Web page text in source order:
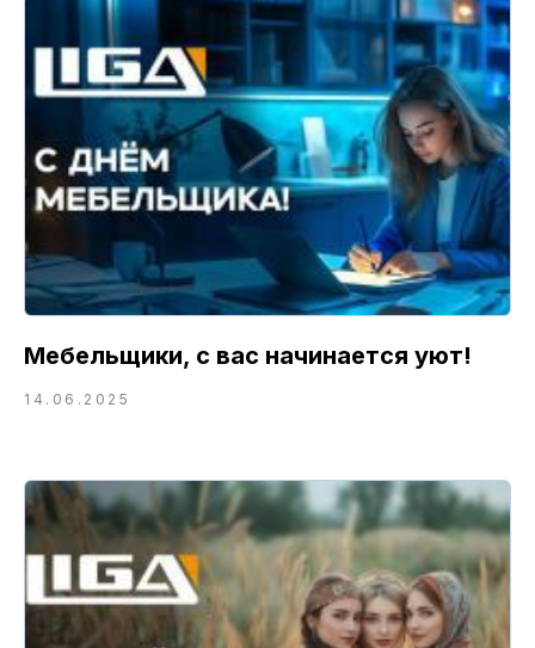
Мебельщики, с вас начинается уют!
14.06.2025